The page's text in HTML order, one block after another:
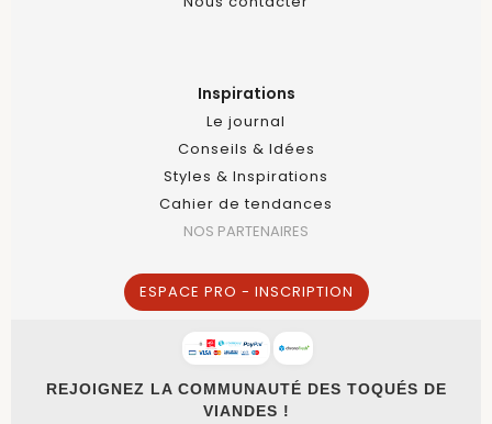
Inspirations
Le journal
Conseils & Idées
Styles & Inspirations
Cahier de tendances
NOS PARTENAIRES
ESPACE PRO - INSCRIPTION
REJOIGNEZ LA COMMUNAUTÉ DES TOQUÉS DE
VIANDES !